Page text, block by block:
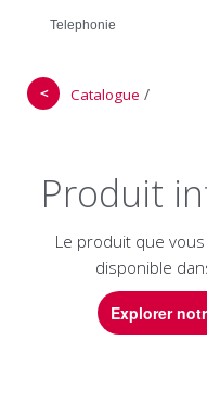
Telephonie
＜ Catalogue /
Produit
Le produit que
disponible
Explorer